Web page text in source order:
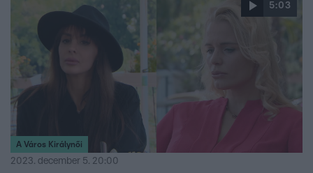
5:03
A Város Királynői
2023. december 5. 20:00